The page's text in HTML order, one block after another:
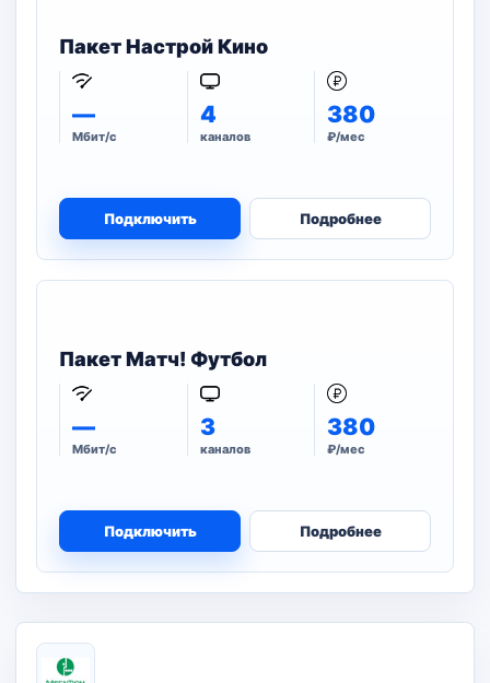
Пакет Настрой Кино
—
Мбит/с
4
каналов
380
₽/мес
Подключить Подробнее
Пакет Матч! Футбол
—
Мбит/с
3
каналов
380
₽/мес
Подключить Подробнее